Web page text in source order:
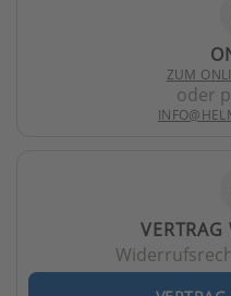
ZUM
oder
VERTRAG